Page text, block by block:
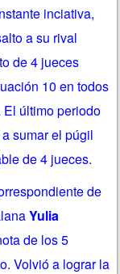
inciativa,
a su rival
de 4 jueces
10 en todos
último periodo
sumar el púgil
de 4 jueces.
de
Yulia
de los 5
Volvió a lograr la